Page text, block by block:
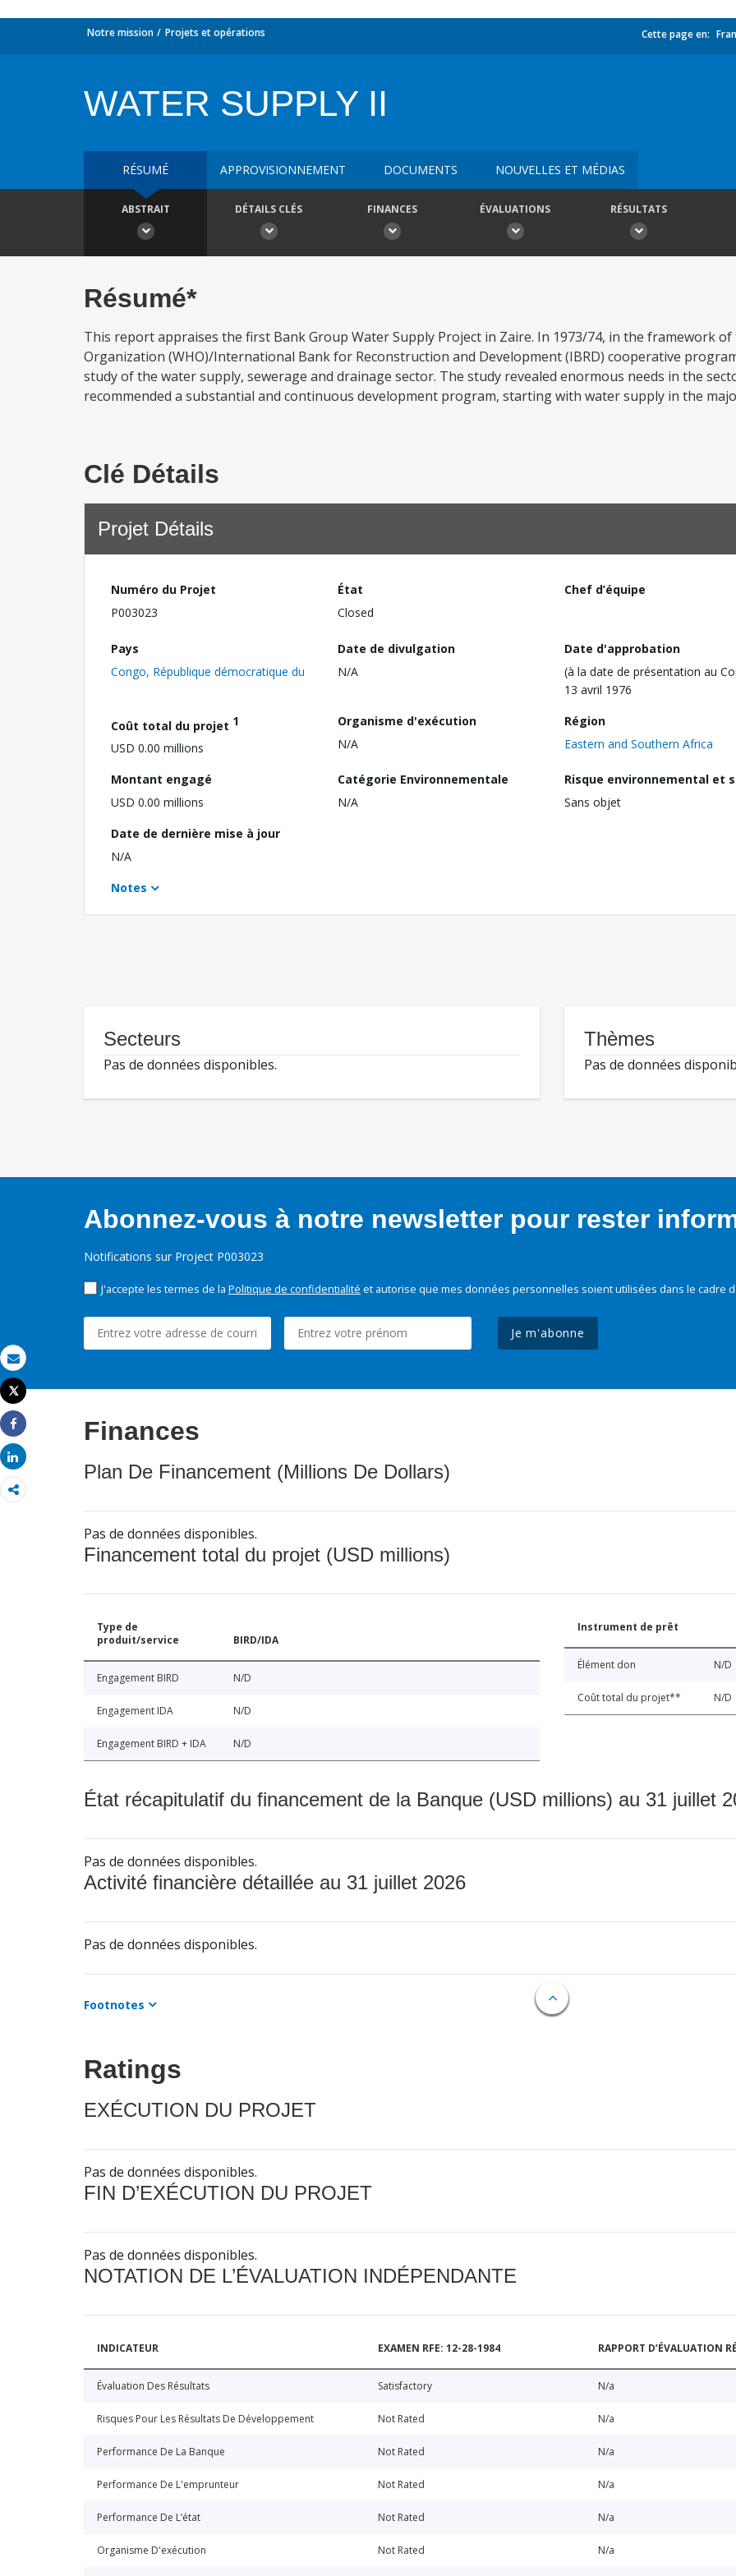
Email
Imprimer
Tweet
Share
Share
Notre mission Projets et opérations Cette page en:
WATER SUPPLY II
RÉSUMÉ APPROVISIONNEMENT DOCUMENTS NOUVELLES ET MÉDIAS
ABSTRAIT DÉTAILS CLÉS FINANCES ÉVALUATIONS RÉSULTATS
Résumé*
This report appraises the first Bank Group Water Supply Project in Zaire. In 1973/74, in the framework
Organization (WHO)/International Bank for Reconstruction and Development (IBRD) cooperative
study of the water supply, sewerage and drainage sector. The study revealed enormous needs in the
recommended a substantial and continuous development program, starting with water supply in the
Clé Détails
Projet Détails
Numéro du Projet
P003023
État
Closed
Chef d’équipe
Pays
Congo, République démocratique du
Date de divulgation
N/A
Date d'approbation
(à la date de présentation au
13 avril 1976
Coût total du projet 1
USD 0.00 millions
Organisme d'exécution
N/A
Région
Eastern and Southern Africa
Montant engagé
USD 0.00 millions
Catégorie Environnementale
N/A
Risque environnemental et
Sans objet
Date de dernière mise à jour
N/A
Notes
Secteurs
Pas de données disponibles.
Thèmes
Pas de données
Abonnez-vous à notre newsletter pour rester
Notifications sur Project P003023
J'accepte les termes de la Politique de confidentialité et autorise que mes données personnelles soient utilisées dans le cadre
Je m'abonne
Finances
Plan De Financement (Millions De Dollars)
Pas de données disponibles.
Financement total du projet (USD millions)
Type de
produit/service
BIRD/IDA
Engagement BIRD N/D
Engagement IDA N/D
Engagement BIRD + IDA N/D
Instrument de prêt
Élément don N/D
Coût total du projet** N/D
État récapitulatif du financement de la Banque (USD millions) au 31 juillet
Pas de données disponibles.
Activité financière détaillée au 31 juillet 2026
Pas de données disponibles.
Footnotes
Ratings
EXÉCUTION DU PROJET
Pas de données disponibles.
FIN D’EXÉCUTION DU PROJET
Pas de données disponibles.
NOTATION DE L’ÉVALUATION INDÉPENDANTE
INDICATEUR EXAMEN RFE: 12-28-1984 RAPPORT D’ÉVALUATION
Évaluation Des Résultats Satisfactory N/a
Risques Pour Les Résultats De Développement Not Rated N/a
Performance De La Banque Not Rated N/a
Performance De L'emprunteur Not Rated N/a
Performance De L’état Not Rated N/a
Organisme D'exécution Not Rated N/a